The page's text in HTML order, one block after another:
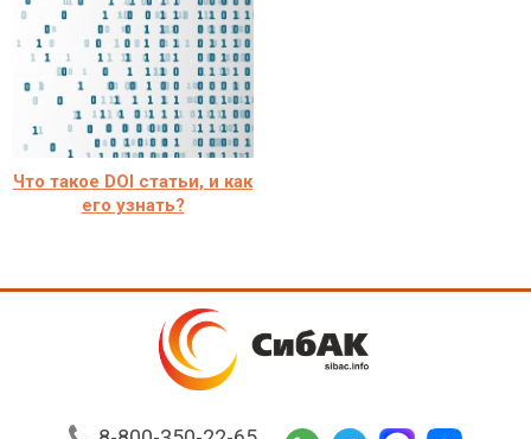
Что такое DOI статьи, и как
его узнать?